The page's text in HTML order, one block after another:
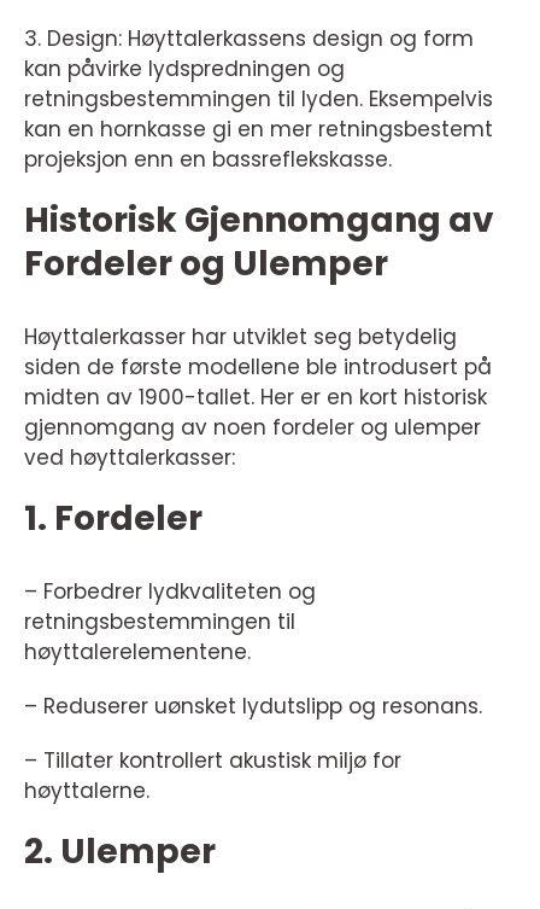
3. Design: Høyttalerkassens design og form
kan påvirke lydspredningen og
retningsbestemmingen til lyden. Eksempelvis
kan en hornkasse gi en mer retningsbestemt
projeksjon enn en bassreflekskasse.
Historisk Gjennomgang av
Fordeler og Ulemper
Høyttalerkasser har utviklet seg betydelig
siden de første modellene ble introdusert på
midten av 1900-tallet. Her er en kort historisk
gjennomgang av noen fordeler og ulemper
ved høyttalerkasser:
1. Fordeler
– Forbedrer lydkvaliteten og
retningsbestemmingen til
høyttalerelementene.
– Reduserer uønsket lydutslipp og resonans.
– Tillater kontrollert akustisk miljø for
høyttalerne.
2. Ulemper